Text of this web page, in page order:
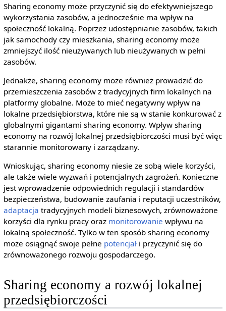
Sharing economy może przyczynić się do efektywniejszego
wykorzystania zasobów, a jednocześnie ma wpływ na
społeczność lokalną. Poprzez udostępnianie zasobów, takich
jak samochody czy mieszkania, sharing economy może
zmniejszyć ilość nieużywanych lub nieużywanych w pełni
zasobów.
Jednakże, sharing economy może również prowadzić do
przemieszczenia zasobów z tradycyjnych firm lokalnych na
platformy globalne. Może to mieć negatywny wpływ na
lokalne przedsiębiorstwa, które nie są w stanie konkurować z
globalnymi gigantami sharing economy. Wpływ sharing
economy na rozwój lokalnej przedsiębiorczości musi być więc
starannie monitorowany i zarządzany.
Wnioskując, sharing economy niesie ze sobą wiele korzyści,
ale także wiele wyzwań i potencjalnych zagrożeń. Konieczne
jest wprowadzenie odpowiednich regulacji i standardów
bezpieczeństwa, budowanie zaufania i reputacji uczestników,
adaptacja tradycyjnych modeli biznesowych, zrównoważone
korzyści dla rynku pracy oraz monitorowanie wpływu na
lokalną społeczność. Tylko w ten sposób sharing economy
może osiągnąć swoje pełne potencjałi przyczynić się do
zrównoważonego rozwoju gospodarczego.
Sharing economy a rozwój lokalnej
przedsiębiorczości